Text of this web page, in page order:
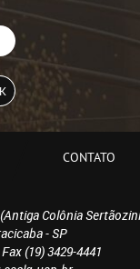
CONTATO
Colônia
- SP
(19) 3429-4441